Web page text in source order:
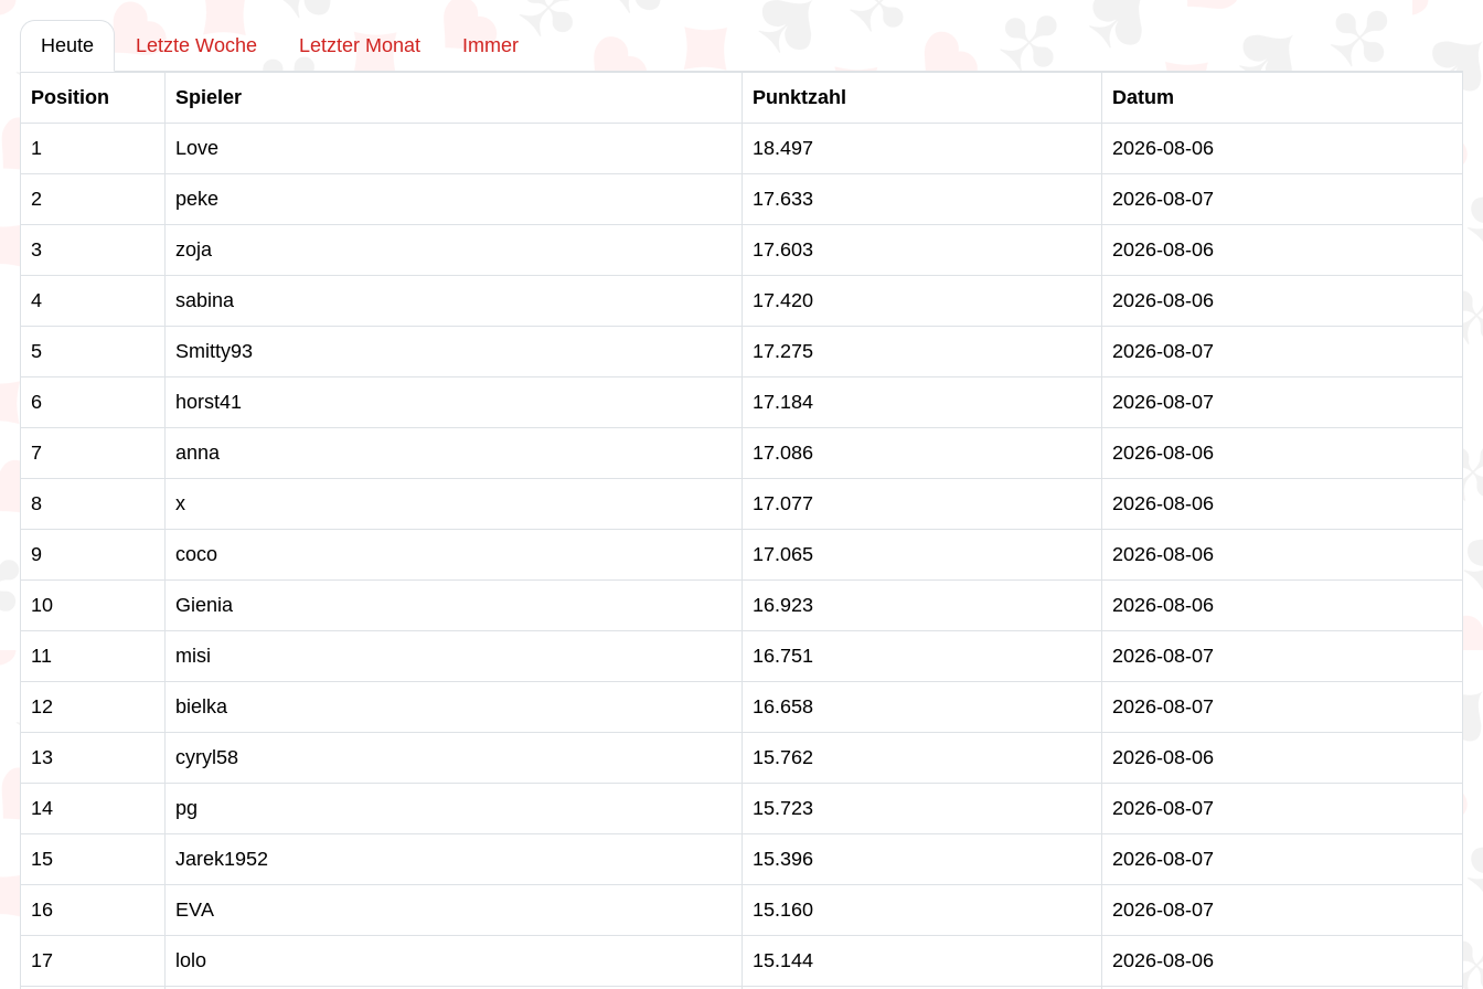
Heute Letzte Woche Letzter Monat Immer
Position Spieler Punktzahl Datum
1 Love 18.497 2026-08-06
2 peke 17.633 2026-08-07
3 zoja 17.603 2026-08-06
4 sabina 17.420 2026-08-06
5 Smitty93 17.275 2026-08-07
6 horst41 17.184 2026-08-07
7 anna 17.086 2026-08-06
8 x 17.077 2026-08-06
9 coco 17.065 2026-08-06
10 Gienia 16.923 2026-08-06
11 misi 16.751 2026-08-07
12 bielka 16.658 2026-08-07
13 cyryl58 15.762 2026-08-06
14 pg 15.723 2026-08-07
15 Jarek1952 15.396 2026-08-07
16 EVA 15.160 2026-08-07
17 lolo 15.144 2026-08-06